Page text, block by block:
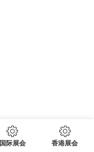
国际展会 香港展会